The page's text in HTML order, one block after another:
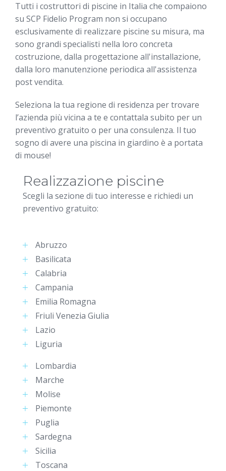
Tutti i costruttori di piscine in Italia che compaiono
su SCP Fidelio Program non si occupano
esclusivamente di realizzare piscine su misura, ma
sono grandi specialisti nella loro concreta
costruzione, dalla progettazione all'installazione,
dalla loro manutenzione periodica all'assistenza
post vendita.
Seleziona la tua regione di residenza per trovare
l’azienda più vicina a te e contattala subito per un
preventivo gratuito o per una consulenza. Il tuo
sogno di avere una piscina in giardino è a portata
di mouse!
Realizzazione piscine
Scegli la sezione di tuo interesse e richiedi un
preventivo gratuito:
Abruzzo
Basilicata
Calabria
Campania
Emilia Romagna
Friuli Venezia Giulia
Lazio
Liguria
Lombardia
Marche
Molise
Piemonte
Puglia
Sardegna
Sicilia
Toscana